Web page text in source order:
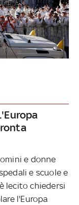
e donne
e scuole e
lecito chiedersi
l'Europa